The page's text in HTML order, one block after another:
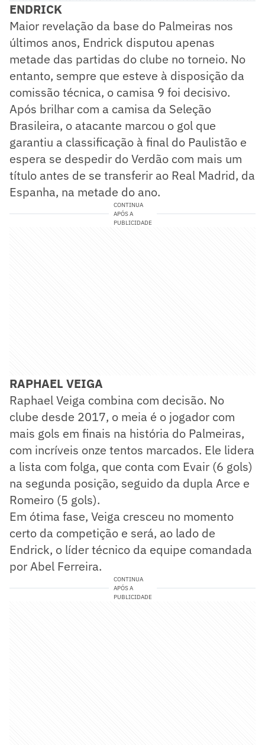
ENDRICK
Maior revelação da base do Palmeiras nos
últimos anos, Endrick disputou apenas
metade das partidas do clube no torneio. No
entanto, sempre que esteve à disposição da
comissão técnica, o camisa 9 foi decisivo.
Após brilhar com a camisa da Seleção
Brasileira, o atacante marcou o gol que
garantiu a classificação à final do Paulistão e
espera se despedir do Verdão com mais um
título antes de se transferir ao Real Madrid, da
Espanha, na metade do ano.
CONTINUA
APÓS A
PUBLICIDADE
RAPHAEL VEIGA
Raphael Veiga combina com decisão. No
clube desde 2017, o meia é o jogador com
mais gols em finais na história do Palmeiras,
com incríveis onze tentos marcados. Ele lidera
a lista com folga, que conta com Evair (6 gols)
na segunda posição, seguido da dupla Arce e
Romeiro (5 gols).
Em ótima fase, Veiga cresceu no momento
certo da competição e será, ao lado de
Endrick, o líder técnico da equipe comandada
por Abel Ferreira.
CONTINUA
APÓS A
PUBLICIDADE